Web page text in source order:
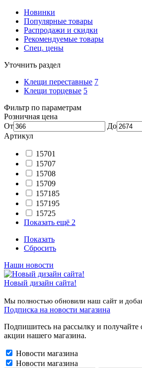
Новинки
Популярные товары
Распродажи и скидки
Рекомендуемые товары
Спец. цены
Уточнить раздел
Клещи переставные 7
Клещи торцевые 5
Фильтр по параметрам
Розничная цена
От
До
Артикул
15701
15707
15708
15709
157185
157195
15725
Показать ещё 2
Показать
Сбросить
Наши новости
Новый дизайн сайта!
Мы полностью обновили наш сайт и
Подписка на новости магазина
Подпишитесь на рассылку и получайте
акции нашего магазина.
Новости магазина
Новости магазина